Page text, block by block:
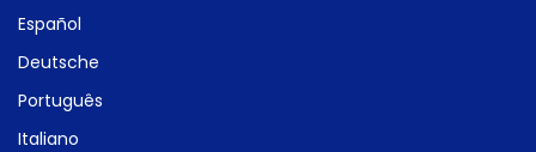
Español
Deutsche
Português
Italiano